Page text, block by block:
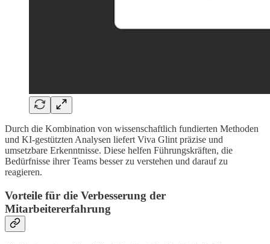
Durch die Kombination von wissenschaftlich fundierten Methoden
und KI-gestützten Analysen liefert Viva Glint präzise und
umsetzbare Erkenntnisse. Diese helfen Führungskräften, die
Bedürfnisse ihrer Teams besser zu verstehen und darauf zu
reagieren.
Vorteile für die Verbesserung der
Mitarbeitererfahrung